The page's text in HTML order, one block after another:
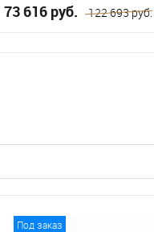
73 616 руб. 122 693 руб.
В
Под заказ